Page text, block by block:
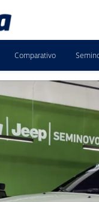
Comparativo